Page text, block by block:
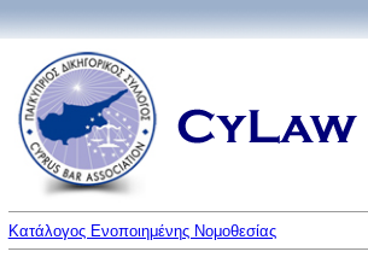
Κατάλογος Ενοποιημένης Νομοθεσίας